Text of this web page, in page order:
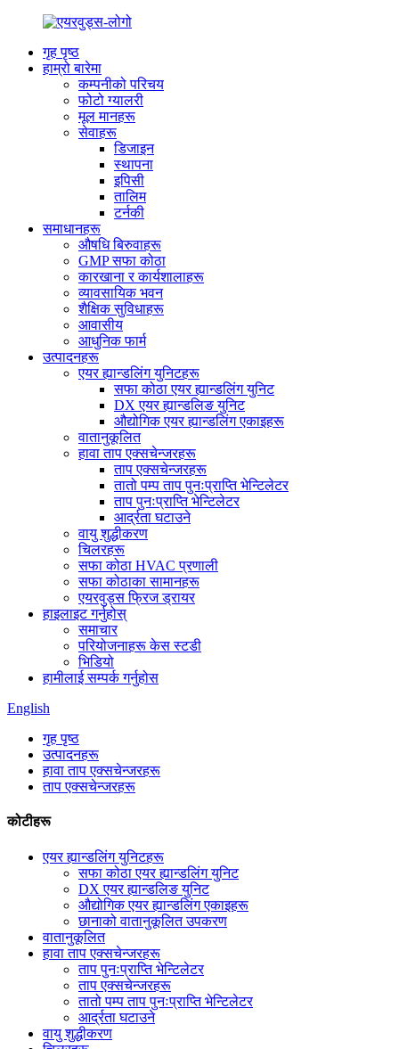
गृह पृष्ठ
हाम्रो बारेमा
कम्पनीको परिचय
फोटो ग्यालरी
मूल मानहरू
सेवाहरू
डिजाइन
स्थापना
इपिसी
तालिम
टर्नकी
समाधानहरू
औषधि बिरुवाहरू
GMP सफा कोठा
कारखाना र कार्यशालाहरू
व्यावसायिक भवन
शैक्षिक सुविधाहरू
आवासीय
आधुनिक फार्म
उत्पादनहरू
एयर ह्यान्डलिंग युनिटहरू
सफा कोठा एयर ह्यान्डलिंग युनिट
DX एयर ह्यान्डलिङ युनिट
औद्योगिक एयर ह्यान्डलिंग एकाइहरू
वातानुकूलित
हावा ताप एक्सचेन्जरहरू
ताप एक्सचेन्जरहरू
तातो पम्प ताप पुनःप्राप्ति भेन्टिलेटर
ताप पुनःप्राप्ति भेन्टिलेटर
आर्द्रता घटाउने
वायु शुद्धीकरण
चिलरहरू
सफा कोठा HVAC प्रणाली
सफा कोठाका सामानहरू
एयरवुड्स फ्रिज ड्रायर
हाइलाइट गर्नुहोस्
समाचार
परियोजनाहरू केस स्टडी
भिडियो
हामीलाई सम्पर्क गर्नुहोस
English
गृह पृष्ठ
उत्पादनहरू
हावा ताप एक्सचेन्जरहरू
ताप एक्सचेन्जरहरू
कोटीहरू
एयर ह्यान्डलिंग युनिटहरू
सफा कोठा एयर ह्यान्डलिंग युनिट
DX एयर ह्यान्डलिङ युनिट
औद्योगिक एयर ह्यान्डलिंग एकाइहरू
छानाको वातानुकूलित उपकरण
वातानुकूलित
हावा ताप एक्सचेन्जरहरू
ताप पुनःप्राप्ति भेन्टिलेटर
ताप एक्सचेन्जरहरू
तातो पम्प ताप पुनःप्राप्ति भेन्टिलेटर
आर्द्रता घटाउने
वायु शुद्धीकरण